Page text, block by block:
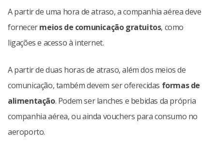
A partir de uma hora de atraso, a companhia aérea deve
fornecermeios de comunicação gratuitos, como
ligações e acesso à internet.
A partir de duas horas de atraso, além dos meios de
comunicação, também devem ser oferecidas formas de
alimentação. Podem ser lanches e bebidas da própria
companhia aérea, ou ainda vouchers para consumo no
aeroporto.